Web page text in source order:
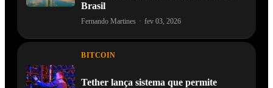
Brasil
Fernando Martines · fev 03, 2026
BITCOIN
Tether lança sistema que permite